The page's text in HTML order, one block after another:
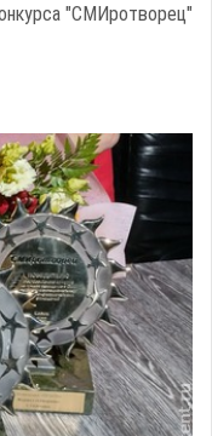
"СМИротворец"